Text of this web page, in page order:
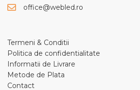
office@webled.ro
Termeni & Conditii
Politica de confidentialitate
Informatii de Livrare
Metode de Plata
Contact